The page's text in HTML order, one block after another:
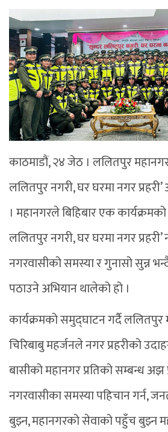
काठमाडौं, २४ जेठ । ललितपुर
ललितपुर नगरी, घर घरमा नगर
। महानगरले बिहिबार एक
ललितपुर नगरी, घर घरमा नगर प्रहरी’
नगरवासीको समस्या र गुनासो सुन्न
पठाउने अभियान थालेको हो ।
कार्यक्रमको समुद्घाटन गर्दै ललितपुर
चिरिबाबु महर्जनले नगर प्रहरीको
बासीको महानगर प्रतिको सम्बन्ध अझ
नगरवासीका समस्या पहिचान गर्न,
बुझ्न, महानगरको सेवाको पहुँच बुझ्न